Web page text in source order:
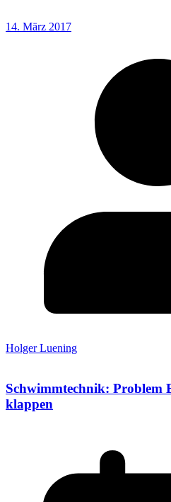
14. März 2017
Holger Luening
Schwimmtechnik: Problem
klappen